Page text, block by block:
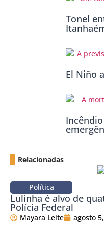
Tonel
El Niño
Relacionadas
Política
Lulinha é alvo de
Polícia Federal
Mayara Leite agosto